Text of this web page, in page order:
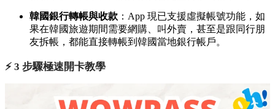
韓國銀行轉帳與收款 ：App 現已支援虛擬帳號功能，如
果在韓國旅遊期間需要網購、叫外賣，甚至是跟同行朋
友拆帳，都能直接轉帳到韓國當地銀行帳戶。
⚡️ 3 步驟極速開卡教學